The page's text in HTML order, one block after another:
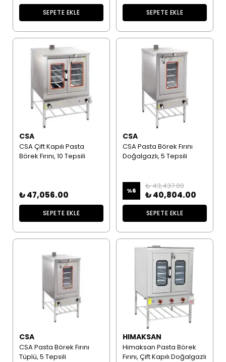
SEPETE EKLE SEPETE EKLE
CSA
CSA Çift Kapılı Pasta
Börek Fırını, 10 Tepsili
₺ 47,056.00
SEPETE EKLE
CSA
CSA Pasta Börek Fırını
Doğalgazlı, 5 Tepsili
%6
₺ 43,437.00
₺ 40,804.00
SEPETE EKLE
CSA
CSA Pasta Börek Fırını
Tüplü, 5 Tepsili
HIMAKSAN
Himaksan Pasta Börek
Fırını, Çift Kapılı Doğalgazlı